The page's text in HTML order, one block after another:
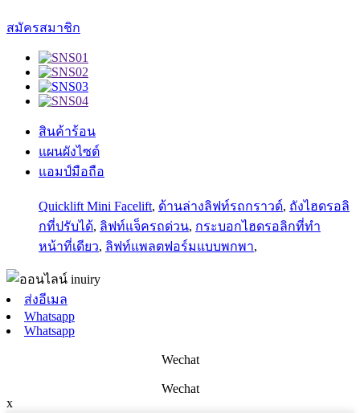
สมัครสมาชิก
สินค้าร้อน
แผนผังไซต์
แอมป์มือถือ
Quicklift Mini Facelift, ด้านล่างลิฟท์รถกราวด์, ถังไฮดรอลิ
กที่ปรับได้, ลิฟท์แจ็ครถด่วน, กระบอกไฮดรอลิกที่ทำ
หน้าที่เดียว, ลิฟท์แพลตฟอร์มแบบพกพา,
ส่งอีเมล
Whatsapp
Whatsapp
Wechat
Wechat
x